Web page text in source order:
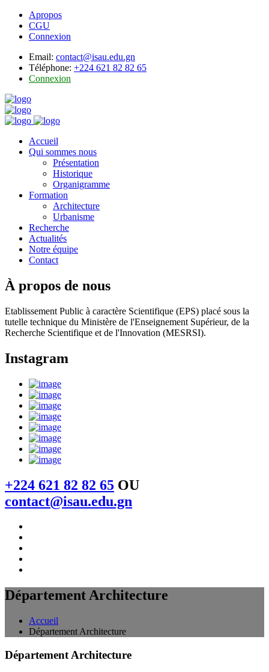
Apropos
CGU
Connexion
Email: contact@isau.edu.gn
Téléphone: +224 621 82 82 65
Connexion
Accueil
Qui sommes nous
Présentation
Historique
Organigramme
Formation
Architecture
Urbanisme
Recherche
Actualités
Notre équipe
Contact
À propos de nous
Etablissement Public à caractère Scientifique (EPS) placé sous la
tutelle technique du Ministère de l'Enseignement Supérieur, de la
Recherche Scientifique et de l'Innovation (MESRSI).
Instagram
+224 621 82 82 65 OU
contact@isau.edu.gn
Département Architecture
Accueil
Département Architecture
Département Architecture